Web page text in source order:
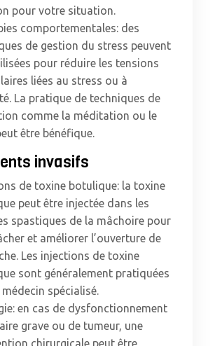
pour votre situation.
comportementales: des
de gestion du stress peuvent
pour réduire les tensions
liées au stress ou à
La pratique de techniques de
comme la méditation ou le
être bénéfique.
invasifs
de toxine botulique: la toxine
peut être injectée dans les
spastiques de la mâchoire pour
et améliorer l’ouverture de
Les injections de toxine
sont généralement pratiquées
spécialisé.
en cas de dysfonctionnement
grave ou de tumeur, une
chirurgicale peut être